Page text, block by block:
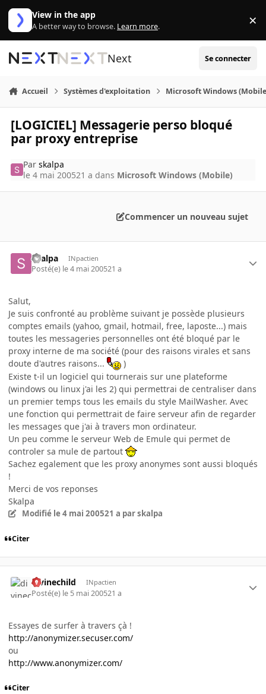
Aller au contenu
View in the app
A better way to browse. Learn more. ×
Next Se connecter
Accueil Systèmes d'exploitation Microsoft Windows
[LOGICIEL] Messagerie perso bloqué
par proxy entreprise
Parskalpa
le 4 mai 200521 a dans Microsoft Windows (Mobile)
Commencer un nouveau sujet
skalpa INpactien
Posté(e) le 4 mai 200521 a
Salut,
Je suis confronté au problème suivant je possède plusieurs
comptes emails (yahoo, gmail, hotmail, free, laposte...) mais
toutes les messageries personnelles ont été bloqué par le
proxy interne de ma société (pour des raisons virales et sans
doute d'autres raisons...
)
Existe t-il un logiciel qui tournerais sur une plateforme
(windows ou linux j'ai les 2) qui permettrai de centraliser dans
un premier temps tous les emails du style MailWasher. Avec
une fonction qui permettrait de faire serveur afin de regarder
les messages que j'ai à travers mon ordinateur.
Un peu comme le serveur Web de Emule qui permet de
controler sa mule de partout
Sachez egalement que les proxy anonymes sont aussi bloqués
!
Merci de vos reponses
Skalpa
Modifié le 4 mai 200521 a par skalpa
Citer
divinechild INpactien
Posté(e) le 5 mai 200521 a
Essayes de surfer à travers çà !
http://anonymizer.secuser.com/
ou
http://www.anonymizer.com/
Citer